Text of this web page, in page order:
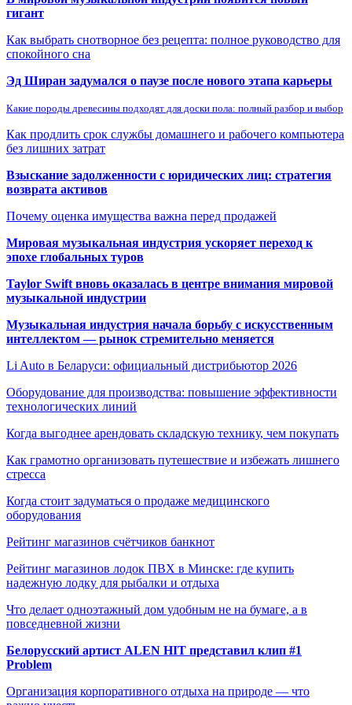
гигант
Как выбрать снотворное без рецепта: полное руководство для
спокойного сна
Эд Ширан задумался о паузе после нового этапа карьеры
Какие породы древесины подходят для доски пола: полный разбор и выбор
Как продлить срок службы домашнего и рабочего компьютера
без лишних затрат
Взыскание задолженности с юридических лиц: стратегия
возврата активов
Почему оценка имущества важна перед продажей
Мировая музыкальная индустрия ускоряет переход к
эпохе глобальных туров
Taylor Swift вновь оказалась в центре внимания мировой
музыкальной индустрии
Музыкальная индустрия начала борьбу с искусственным
интеллектом — рынок стремительно меняется
Li Auto в Беларуси: официальный дистрибьютор 2026
Оборудование для производства: повышение эффективности
технологических линий
Когда выгоднее арендовать складскую технику, чем покупать
Как грамотно организовать путешествие и избежать лишнего
стресса
Когда стоит задуматься о продаже медицинского
оборудования
Рейтинг магазинов счётчиков банкнот
Рейтинг магазинов лодок ПВХ в Минске: где купить
надежную лодку для рыбалки и отдыха
Что делает одноэтажный дом удобным не на бумаге, а в
повседневной жизни
Белорусский артист ALEN HIT представил клип #1
Problem
Организация корпоративного отдыха на природе — что